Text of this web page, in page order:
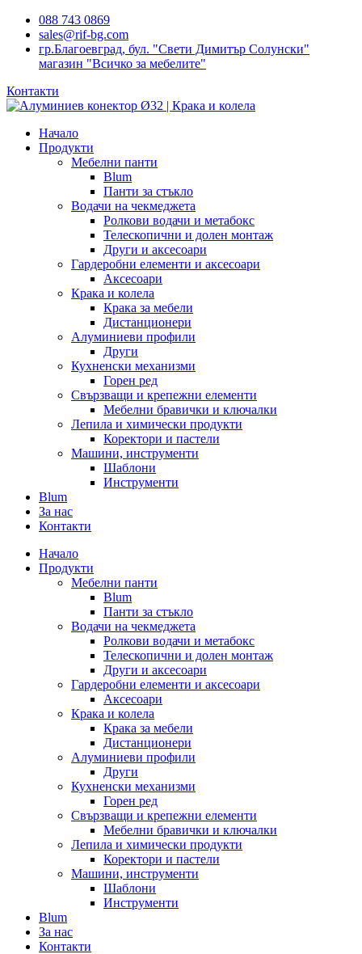
088 743 0869
sales@rif-bg.com
гр.Благоевград, бул. "Свети Димитър Солунски"
магазин "Всичко за мебелите"
Контакти
Начало
Продукти
Мебелни панти
Blum
Панти за стъкло
Водачи на чекмеджета
Ролкови водачи и метабокс
Телескопични и долен монтаж
Други и аксесоари
Гардеробни елементи и аксесоари
Аксесоари
Крака и колела
Крака за мебели
Дистанционери
Алуминиеви профили
Други
Кухненски механизми
Горен ред
Свързващи и крепежни елементи
Мебелни бравички и ключалки
Лепила и химически продукти
Коректори и пастели
Машини, инструменти
Шаблони
Инструменти
Blum
За нас
Контакти
Начало
Продукти
Мебелни панти
Blum
Панти за стъкло
Водачи на чекмеджета
Ролкови водачи и метабокс
Телескопични и долен монтаж
Други и аксесоари
Гардеробни елементи и аксесоари
Аксесоари
Крака и колела
Крака за мебели
Дистанционери
Алуминиеви профили
Други
Кухненски механизми
Горен ред
Свързващи и крепежни елементи
Мебелни бравички и ключалки
Лепила и химически продукти
Коректори и пастели
Машини, инструменти
Шаблони
Инструменти
Blum
За нас
Контакти